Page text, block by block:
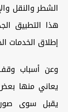
الشطر والنقل
هذا التطبيق
إطلاق الخدمات
وعن أسباب
يعاني منها
يقبل سوى